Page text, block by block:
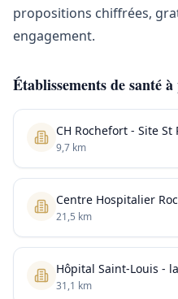
propositions chiffrées,
engagement.
Établissements de santé
CH Rochefort - Site St
9,7 km
Centre Hospitalier
21,5 km
Hôpital Saint-Louis -
31,1 km